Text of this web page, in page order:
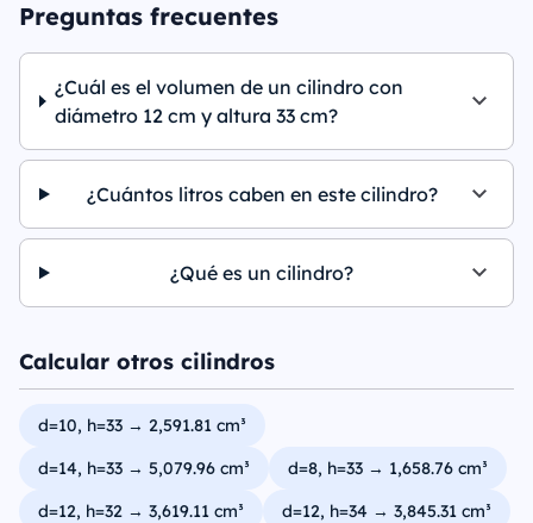
Preguntas frecuentes
¿Cuál es el volumen de un cilindro con
diámetro 12 cm y altura 33 cm?
¿Cuántos litros caben en este cilindro?
¿Qué es un cilindro?
Calcular otros cilindros
d=10, h=33 → 2,591.81 cm³
d=14, h=33 → 5,079.96 cm³
d=8, h=33 → 1,658.76 cm³
d=12, h=32 → 3,619.11 cm³
d=12, h=34 → 3,845.31 cm³